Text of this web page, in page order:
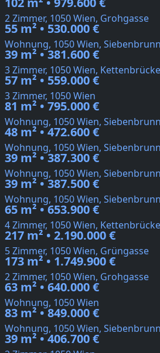
2 Zimmer, 1050 Wien, Grohgasse
55 m² • 530.000 €
Wohnung, 1050 Wien,
39 m² • 381.600 €
3 Zimmer, 1050 Wien,
57 m² • 559.000 €
3 Zimmer, 1050 Wien
81 m² • 795.000 €
Wohnung, 1050 Wien,
48 m² • 472.600 €
Wohnung, 1050 Wien,
39 m² • 387.300 €
Wohnung, 1050 Wien,
39 m² • 387.500 €
Wohnung, 1050 Wien,
65 m² • 653.900 €
4 Zimmer, 1050 Wien,
217 m² • 2.190.000 €
5 Zimmer, 1050 Wien, Grüngasse
173 m² • 1.749.900 €
2 Zimmer, 1050 Wien, Grohgasse
63 m² • 640.000 €
Wohnung, 1050 Wien
83 m² • 849.000 €
Wohnung, 1050 Wien,
39 m² • 406.700 €